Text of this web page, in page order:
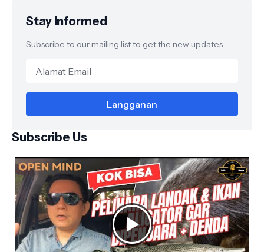
Stay Informed
Subscribe to our mailing list to get the new updates.
Subscribe Us